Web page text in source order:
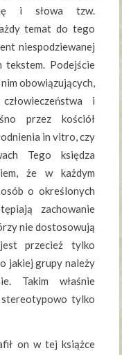
i słowa tzw.
temat do tego
niespodziewanej
Podejście
obowiązujących,
i
przez kościół
in vitro, czy
Tego księdza
że w każdym
o określonych
zachowanie
nie dostosowują
przecież tylko
jakiej grupy należy
Takim właśnie
stereotypowo tylko
on w tej książce